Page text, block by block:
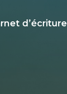
d’écriture